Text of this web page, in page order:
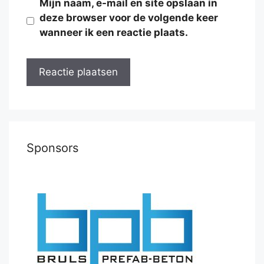
Mijn naam, e-mail en site opslaan in
deze browser voor de volgende keer
wanneer ik een reactie plaats.
Sponsors